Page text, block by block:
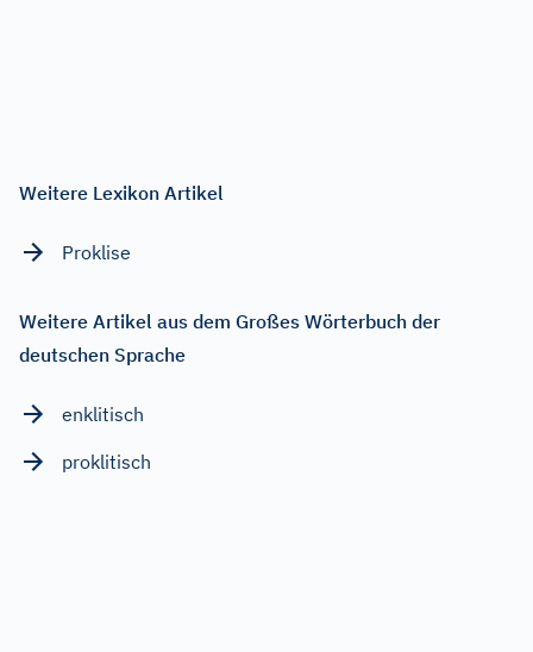
Weitere Lexikon Artikel
Proklise
Weitere Artikel aus dem Großes Wörterbuch der
deutschen Sprache
enklitisch
proklitisch